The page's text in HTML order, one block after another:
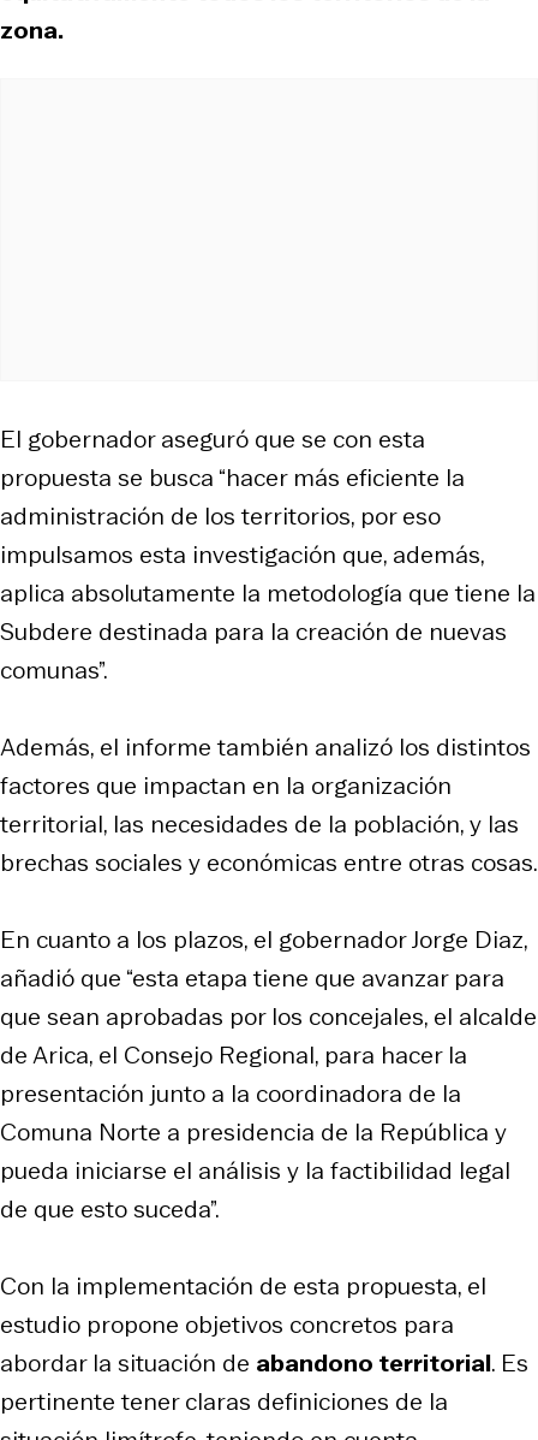
zona.
El gobernador aseguró que se con esta
propuesta se busca “hacer más eficiente la
administración de los territorios, por eso
impulsamos esta investigación que, además,
aplica absolutamente la metodología que tiene la
Subdere destinada para la creación de nuevas
comunas”.
Además, el informe también analizó los distintos
factores que impactan en la organización
territorial, las necesidades de la población, y las
brechas sociales y económicas entre otras cosas.
En cuanto a los plazos, el gobernador Jorge Diaz,
añadió que “esta etapa tiene que avanzar para
que sean aprobadas por los concejales, el alcalde
de Arica, el Consejo Regional, para hacer la
presentación junto a la coordinadora de la
Comuna Norte a presidencia de la República y
pueda iniciarse el análisis y la factibilidad legal
de que esto suceda”.
Con la implementación de esta propuesta, el
estudio propone objetivos concretos para
abordar la situación de abandono territorial. Es
pertinente tener claras definiciones de la